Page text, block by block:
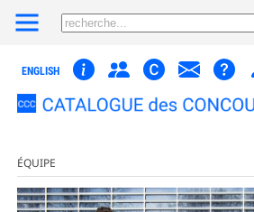
ENGLISH
ÉQUIPE